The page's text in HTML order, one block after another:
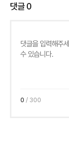
댓글0
0 / 300